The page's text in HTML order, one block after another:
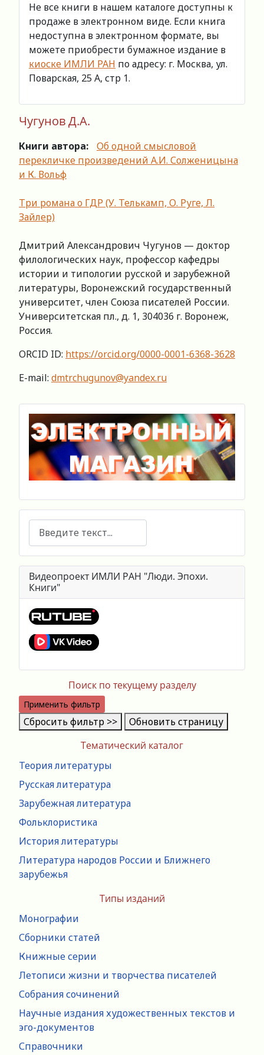
Тематический каталог
Теория литературы
Русская литература
Зарубежная литература
Фольклористика
История литературы
Литература народов России и Ближнего
зарубежья
Типы изданий
Монографии
Сборники статей
Книжные серии
Летописи жизни и творчества писателей
Собрания сочинений
Научные издания художественных текстов и
эго-документов
Справочники
Не все книги в нашем каталоге доступны к
продаже в электронном виде. Если книга
недоступна в электронном формате, вы
можете приобрести бумажное издание в
киоске ИМЛИ РАН по адресу: г. Москва, ул.
Поварская, 25 А, стр 1.
Чугунов Д.А.
Книги автора:
Об одной смысловой
перекличке произведений А.И. Солженицына
и К. Вольф
Три романа о ГДР (У. Телькамп, О. Руге, Л.
Зайлер)
Дмитрий Александрович Чугунов — доктор
филологических наук, профессор кафедры
истории и типологии русской и зарубежной
литературы, Воронежский государственный
университет, член Союза писателей России.
Университетская пл., д. 1, 304036 г. Воронеж,
Россия.
ORCID ID: https://orcid.org/0000-0001-6368-3628
E-mail: dmtrchugunov@yandex.ru
Поиск
Видеопроект ИМЛИ РАН "Люди. Эпохи.
Книги"
Поиск по текущему разделу
Применить фильтр
Сбросить фильтр >> Обновить страницу